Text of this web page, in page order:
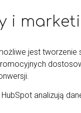
i
jest
analizują